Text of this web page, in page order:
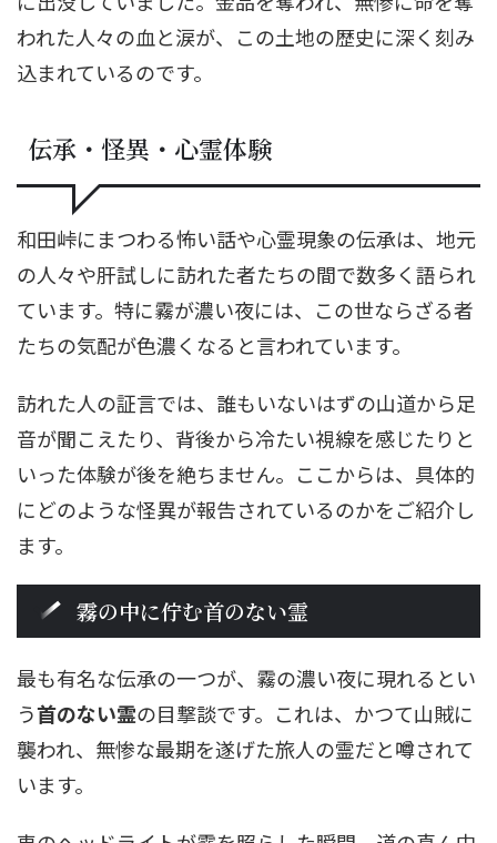
われた人々の血と涙が、この土地の歴史に深く刻み
込まれているのです。
伝承・怪異・心霊体験
和田峠にまつわる怖い話や心霊現象の伝承は、地元
の人々や肝試しに訪れた者たちの間で数多く語られ
ています。特に霧が濃い夜には、この世ならざる者
たちの気配が色濃くなると言われています。
訪れた人の証言では、誰もいないはずの山道から足
音が聞こえたり、背後から冷たい視線を感じたりと
いった体験が後を絶ちません。ここからは、具体的
にどのような怪異が報告されているのかをご紹介し
ます。
霧の中に佇む首のない霊
最も有名な伝承の一つが、霧の濃い夜に現れるとい
う首のない霊の目撃談です。これは、かつて山賊に
襲われ、無惨な最期を遂げた旅人の霊だと噂されて
います。